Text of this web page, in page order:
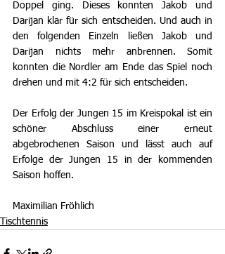
Doppel ging. Dieses konnten Jakob und
Darijan klar für sich entscheiden. Und auch in
den folgenden Einzeln ließen Jakob und
Darijan nichts mehr anbrennen. Somit
konnten die Nordler am Ende das Spiel noch
drehen und mit 4:2 für sich entscheiden.
Der Erfolg der Jungen 15 im Kreispokal ist ein
schöner Abschluss einer erneut
abgebrochenen Saison und lässt auch auf
Erfolge der Jungen 15 in der kommenden
Saison hoffen.
Maximilian Fröhlich
Tischtennis